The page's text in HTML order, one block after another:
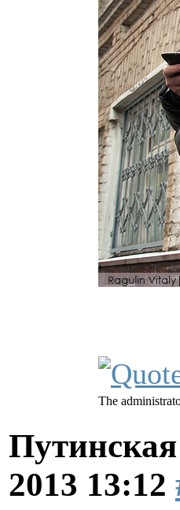
The
Путинская
2013 13:12